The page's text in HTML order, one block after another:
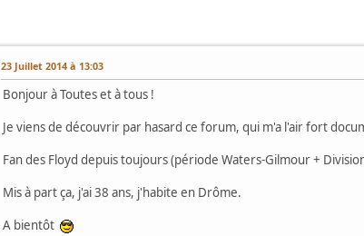
23 Juillet 2014 à 13:03
Bonjour à Toutes et à tous !
Je viens de découvrir par hasard ce forum, qui m'a l'air fort
Fan des Floyd depuis toujours (période Waters-Gilmour +
Mis à part ça, j'ai 38 ans, j'habite en Drôme.
A bientôt